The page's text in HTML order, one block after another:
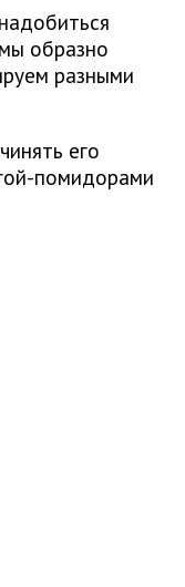
образно
разными
его
помидорами